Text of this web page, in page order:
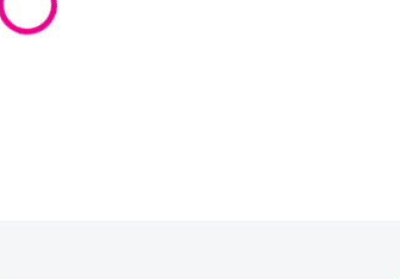
vedieť háčkovať ani štrikovať.